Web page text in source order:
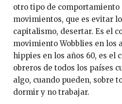
otro tipo de comportamiento
movimientos, que es evitar
capitalismo, desertar. Es el
movimiento Wobblies en los
hippies en los años 60, es el
obreros de todos los países
algo, cuando pueden, sobre
dormir y no trabajar.